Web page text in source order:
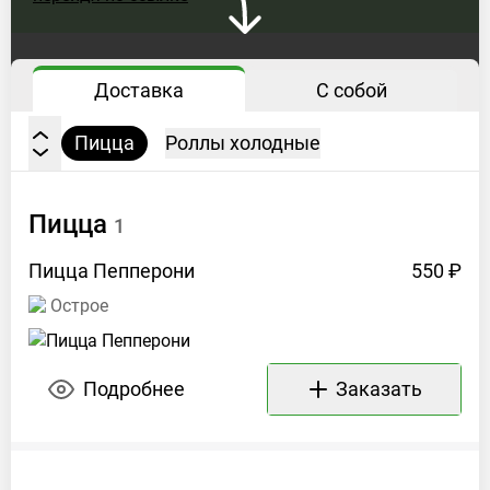
Доставка С собой
Пицца Роллы холодные
Пицца 1
Пицца Пепперони 550 ₽
Острое
Подробнее Заказать